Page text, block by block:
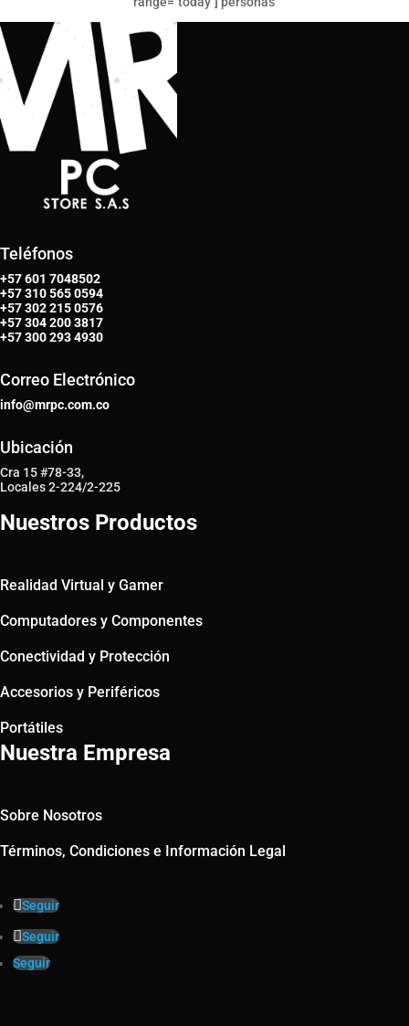
Teléfonos
+57 601 7048502
+57310 565 0594
+57302 215 0576
+57304 200 3817
+57300 293 4930
Correo Electrónico
info@mrpc.com.co
Ubicación
Cra 15 #78-33,
Locales 2-224/2-225
Nuestros Productos
Realidad Virtual y Gamer
Computadores y Componentes
Conectividad y Protección
Accesorios y Periféricos
Portátiles
Nuestra Empresa
Sobre Nosotros
Términos, Condiciones e Información Legal
Seguir
Seguir
Seguir